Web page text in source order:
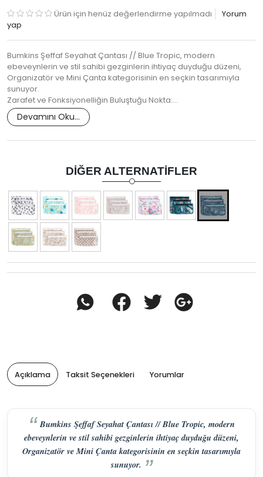
Ürün için henüz değerlendirme yapılmadı
Yorum
yap
Bumkins Şeffaf Seyahat Çantası // Blue Tropic, modern
ebeveynlerin ve stil sahibi gezginlerin ihtiyaç duyduğu düzeni,
Organizatör ve Mini Çanta kategorisinin en seçkin tasarımıyla
sunuyor.
Zarafet ve Fonksiyonelliğin Buluştuğu Nokta:…
Devamını Oku...
DIĞER ALTERNATIFLER
Açıklama Taksit Seçenekleri Yorumlar
Bumkins Şeffaf Seyahat Çantası // Blue Tropic, modern
ebeveynlerin ve stil sahibi gezginlerin ihtiyaç duyduğu düzeni,
Organizatör ve Mini Çanta kategorisinin en seçkin tasarımıyla
sunuyor.